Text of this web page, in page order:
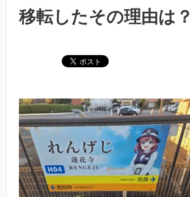
移転したその理由は？